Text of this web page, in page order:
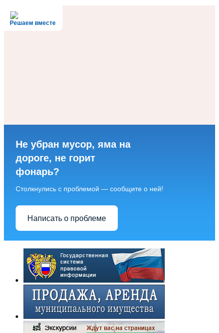
Решаем вместе
Не убран мусор, яма на
дороге, не горит
фонарь?
Столкнулись с проблемой — сообщите о ней!
Написать о проблеме